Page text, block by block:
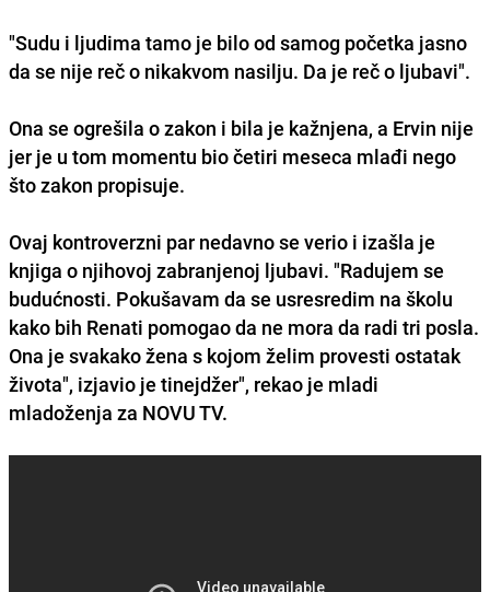
"Sudu i ljudima tamo je bilo od samog početka jasno
da se nije reč o nikakvom nasilju. Da je reč o ljubavi".
Ona se ogrešila o zakon i bila je kažnjena, a Ervin nije
jer je u tom momentu bio četiri meseca mlađi nego
što zakon propisuje.
Ovaj kontroverzni par nedavno se verio i izašla je
knjiga o njihovoj zabranjenoj ljubavi. "Radujem se
budućnosti. Pokušavam da se usresredim na školu
kako bih Renati pomogao da ne mora da radi tri posla.
Ona je svakako žena s kojom želim provesti ostatak
života", izjavio je tinejdžer", rekao je mladi
mladoženja za NOVU TV.